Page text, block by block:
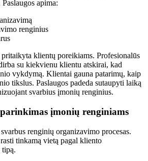
apima:
renginius
klientų poreikiams. Profesionalūs
su kiekvienu klientu atskirai, kad
vykdymą. Klientai gauna patarimų, kaip
tikslus. Paslaugos padeda sutaupyti laiką
svarbius įmonių renginius.
įmonių renginiams
renginių organizavimo procesas.
tinkamą vietą pagal kliento